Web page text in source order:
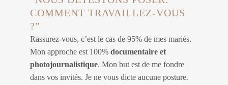
COMMENT TRAVAILLEZ-VOUS
?”
Rassurez-vous, c’est le cas de 95% de mes mariés.
Mon approche est 100% documentaire et
photojournalistique. Mon but est de me fondre
dans vos invités. Je ne vous dicte aucune posture.